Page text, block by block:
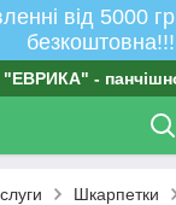
від 5000
безкоштовна!!!
"ЕВРИКА" -
Шкарпетки